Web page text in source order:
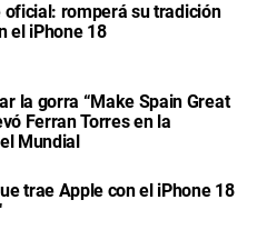
oficial: romperá su tradición
el iPhone 18
la gorra “Make Spain Great
Ferran Torres en la
Mundial
trae Apple con el iPhone 18